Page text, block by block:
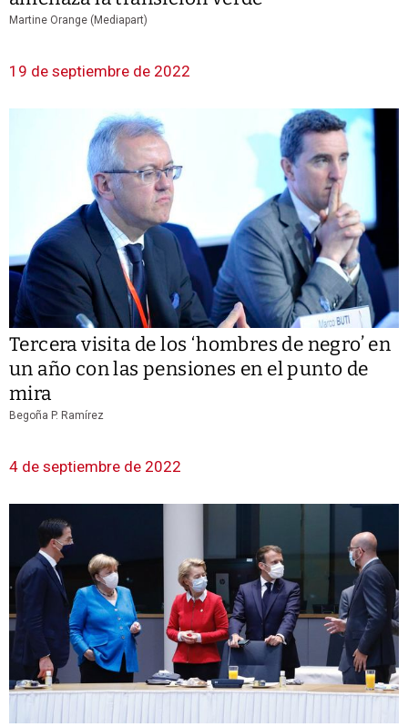
Martine Orange (Mediapart)
19 de septiembre de 2022
Tercera visita de los ‘hombres de negro’ en
un año con las pensiones en el punto de
mira
Begoña P. Ramírez
4 de septiembre de 2022